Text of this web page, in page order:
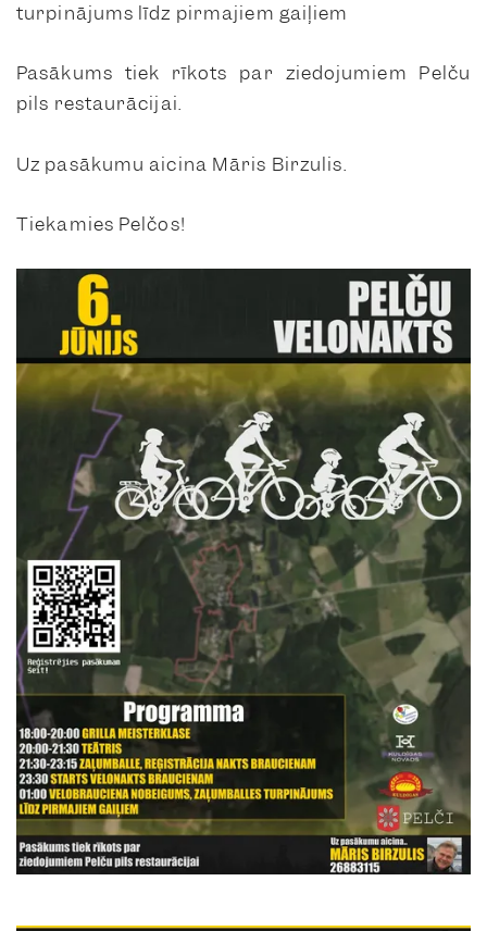
turpinājums līdz pirmajiem gaiļiem
Pasākums tiek rīkots par ziedojumiem Pelču
pils restaurācijai.
Uz pasākumu aicina Māris Birzulis.
Tiekamies Pelčos!